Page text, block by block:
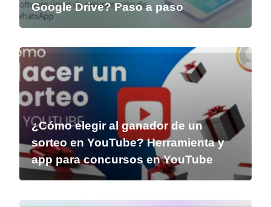
Google Drive? Paso a paso
¿Cómo elegir al ganador de un
sorteo en YouTube? Herramienta y
app para concursos en YouTube